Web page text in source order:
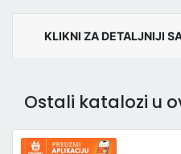
KLIKNI ZA DETALJNIJI
Ostali katalozi u